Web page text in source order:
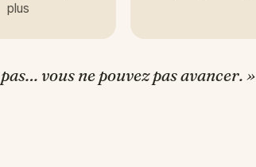
plus
vous ne pouvez pas avancer. »